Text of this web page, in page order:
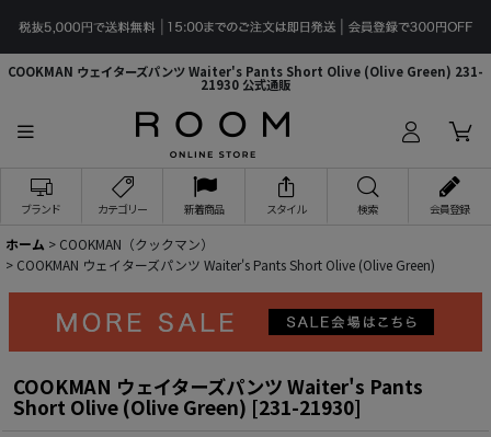
COOKMAN ウェイターズパンツ Waiter's Pants Short Olive (Olive Green) 231-
21930 公式通販
ブランド カテゴリー 新着商品 スタイル 検索 会員登録
ホーム > COOKMAN（クックマン）
> COOKMAN ウェイターズパンツ Waiter's Pants Short Olive (Olive Green)
COOKMAN ウェイターズパンツ Waiter's Pants
Short Olive (Olive Green) [231-21930]